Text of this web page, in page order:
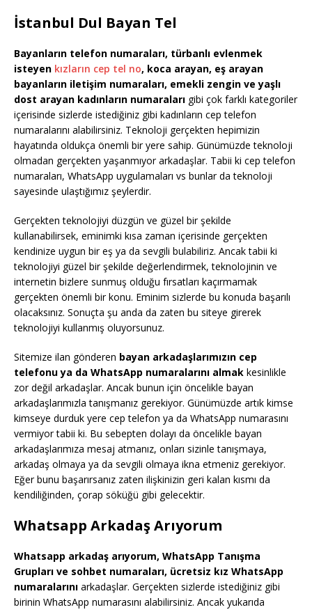
İstanbul Dul Bayan Tel
Bayanların telefon numaraları, türbanlı evlenmek
isteyen kızların cep tel no, koca arayan, eş arayan
bayanların iletişim numaraları, emekli zengin ve yaşlı
dost arayan kadınların numaraları gibi çok farklı kategoriler
içerisinde sizlerde istediğiniz gibi kadınların cep telefon
numaralarını alabilirsiniz. Teknoloji gerçekten hepimizin
hayatında oldukça önemli bir yere sahip. Günümüzde teknoloji
olmadan gerçekten yaşanmıyor arkadaşlar. Tabii ki cep telefon
numaraları, WhatsApp uygulamaları vs bunlar da teknoloji
sayesinde ulaştığımız şeylerdir.
Gerçekten teknolojiyi düzgün ve güzel bir şekilde
kullanabilirsek, eminimki kısa zaman içerisinde gerçekten
kendinize uygun bir eş ya da sevgili bulabiliriz. Ancak tabii ki
teknolojiyi güzel bir şekilde değerlendirmek, teknolojinin ve
internetin bizlere sunmuş olduğu fırsatları kaçırmamak
gerçekten önemli bir konu. Eminim sizlerde bu konuda başarılı
olacaksınız. Sonuçta şu anda da zaten bu siteye girerek
teknolojiyi kullanmış oluyorsunuz.
Sitemize ilan gönderen bayan arkadaşlarımızın cep
telefonu ya da WhatsApp numaralarını almak kesinlikle
zor değil arkadaşlar. Ancak bunun için öncelikle bayan
arkadaşlarımızla tanışmanız gerekiyor. Günümüzde artık kimse
kimseye durduk yere cep telefon ya da WhatsApp numarasını
vermiyor tabii ki. Bu sebepten dolayı da öncelikle bayan
arkadaşlarımıza mesaj atmanız, onları sizinle tanışmaya,
arkadaş olmaya ya da sevgili olmaya ikna etmeniz gerekiyor.
Eğer bunu başarırsanız zaten ilişkinizin geri kalan kısmı da
kendiliğinden, çorap söküğü gibi gelecektir.
Whatsapp Arkadaş Arıyorum
Whatsapp arkadaş arıyorum, WhatsApp Tanışma
Grupları ve sohbet numaraları, ücretsiz kız WhatsApp
numaralarını arkadaşlar. Gerçekten sizlerde istediğiniz gibi
birinin WhatsApp numarasını alabilirsiniz. Ancak yukarıda